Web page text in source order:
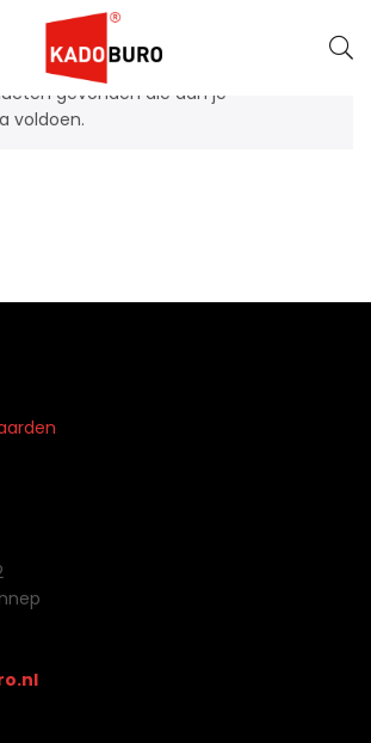
gevonden die aan je
voldoen.